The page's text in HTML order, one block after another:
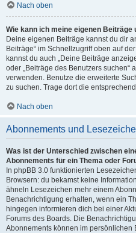
Nach oben
Wie kann ich meine eigenen Beiträge
Deine eigenen Beiträge kannst du dir
Beiträge“ im Schnellzugriff oben auf
kannst du auch „Deine Beiträge
oder „Beiträge des Benutzers suchen“
verwenden. Benutze die erweiterte
zu suchen. Trage dort die
Nach oben
Abonnements und
Was ist der Unterschied zwischen
Abonnements für ein Thema oder
In phpBB 3.0 funktionierten
Browsern: du bekamst keine
ähneln Lesezeichen mehr einem
Benachrichtigung erhalten, wenn ein
hingegen informieren dich bei einer
Forums des Boards. Die
Abonnements können im persönlichen